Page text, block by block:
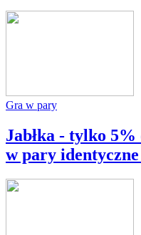
Gra w pary
Jabłka - tylko 5%
w pary